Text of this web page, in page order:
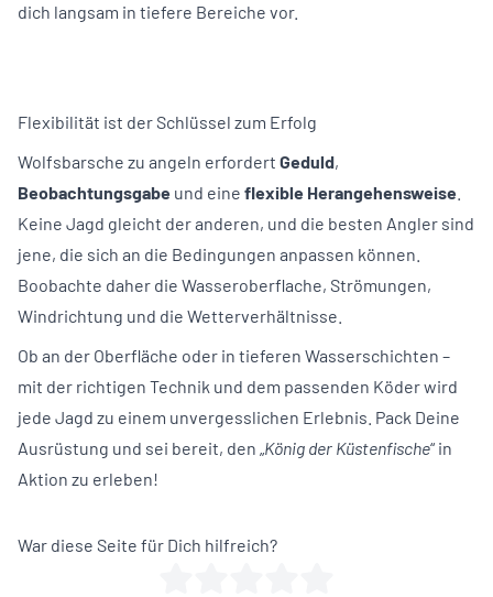
dich langsam in tiefere Bereiche vor.
Flexibilität ist der Schlüssel zum Erfolg
Wolfsbarsche zu angeln erfordert Geduld,
Beobachtungsgabe und eine flexible Herangehensweise
Keine Jagd gleicht der anderen, und die besten Angler sind
jene, die sich an die Bedingungen anpassen können.
Boobachte daher die Wasseroberflache, Strömungen,
Windrichtung und die Wetterverhältnisse.
Ob an der Oberfläche oder in tieferen Wasserschichten –
mit der richtigen Technik und dem passenden Köder wird
jede Jagd zu einem unvergesslichen Erlebnis. Pack Deine
Ausrüstung und sei bereit, den „König der Küstenfische“ in
Aktion zu erleben!
War diese Seite für Dich hilfreich?